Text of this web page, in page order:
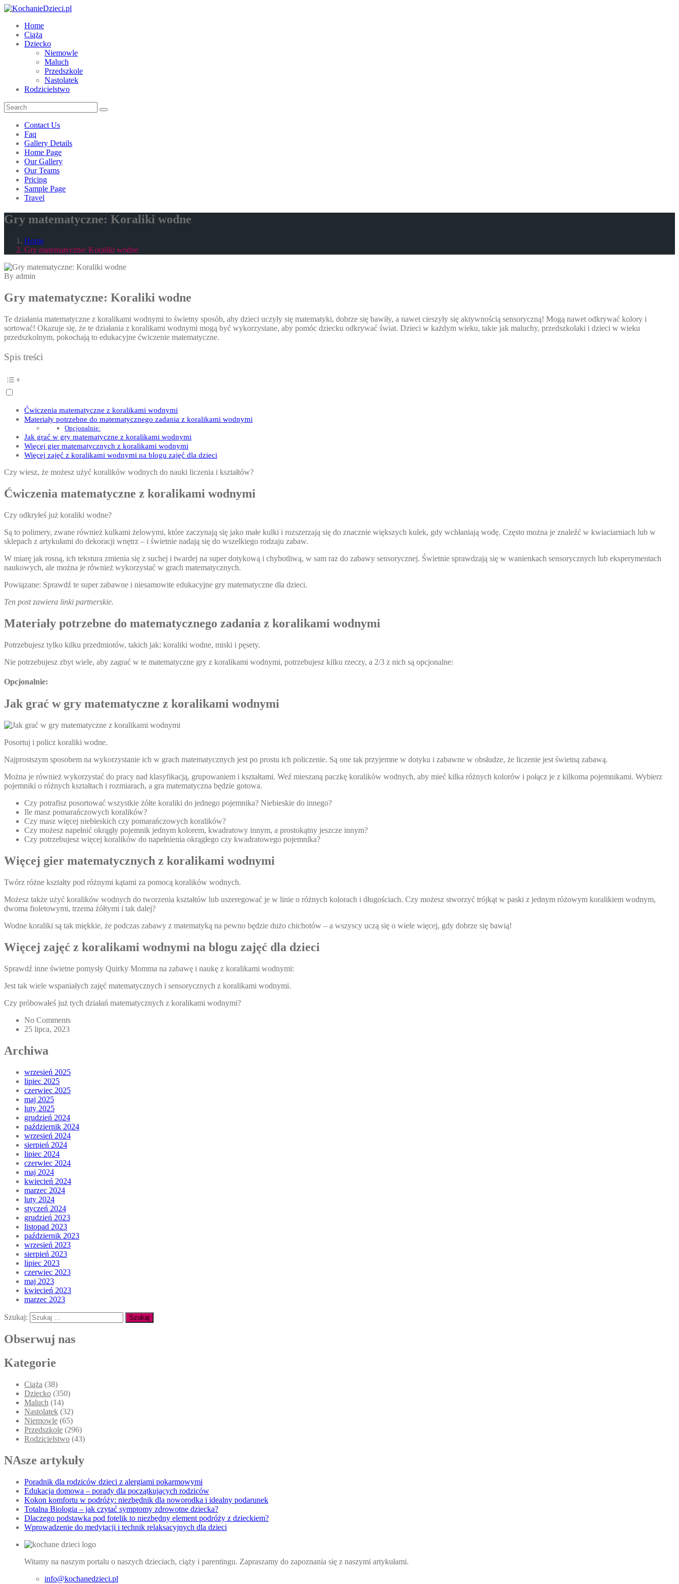
Home
Ciąża
Dziecko
Niemowle
Maluch
Przedszkole
Nastolatek
Rodzicielstwo
Contact Us
Faq
Gallery Details
Home Page
Our Gallery
Our Teams
Pricing
Sample Page
Travel
Gry matematyczne: Koraliki wodne
Home
Gry matematyczne: Koraliki wodne
By admin
Gry matematyczne: Koraliki wodne
Te działania matematyczne z koralikami wodnymi to świetny sposób, aby dzieci uczyły się matematyki, dobrze się bawiły, a nawet cieszyły się aktywnością sensoryczną! Mogą nawet odkrywać kolory i
sortować! Okazuje się, że te działania z koralikami wodnymi mogą być wykorzystane, aby pomóc dziecku odkrywać świat. Dzieci w każdym wieku, takie jak maluchy, przedszkolaki i dzieci w wieku
przedszkolnym, pokochają to edukacyjne ćwiczenie matematyczne.
Spis treści
Ćwiczenia matematyczne z koralikami wodnymi
Materiały potrzebne do matematycznego zadania z koralikami wodnymi
Opcjonalnie:
Jak grać w gry matematyczne z koralikami wodnymi
Więcej gier matematycznych z koralikami wodnymi
Więcej zajęć z koralikami wodnymi na blogu zajęć dla dzieci
Czy wiesz, że możesz użyć koralików wodnych do nauki liczenia i kształtów?
Ćwiczenia matematyczne z koralikami wodnymi
Czy odkryłeś już koraliki wodne?
Są to polimery, zwane również kulkami żelowymi, które zaczynają się jako małe kulki i rozszerzają się do znacznie większych kulek, gdy wchłaniają wodę. Często można je znaleźć w kwiaciarniach lub w
sklepach z artykułami do dekoracji wnętrz – i świetnie nadają się do wszelkiego rodzaju zabaw.
W miarę jak rosną, ich tekstura zmienia się z suchej i twardej na super dotykową i chybotliwą, w sam raz do zabawy sensorycznej. Świetnie sprawdzają się w wanienkach sensorycznych lub eksperymentach
naukowych, ale można je również wykorzystać w grach matematycznych.
Powiązane: Sprawdź te super zabawne i niesamowite edukacyjne gry matematyczne dla dzieci.
Ten post zawiera linki partnerskie.
Materiały potrzebne do matematycznego zadania z koralikami wodnymi
Potrzebujesz tylko kilku przedmiotów, takich jak: koraliki wodne, miski i pęsety.
Nie potrzebujesz zbyt wiele, aby zagrać w te matematyczne gry z koralikami wodnymi, potrzebujesz kilku rzeczy, a 2/3 z nich są opcjonalne:
Opcjonalnie:
Jak grać w gry matematyczne z koralikami wodnymi
Posortuj i policz koraliki wodne.
Najprostszym sposobem na wykorzystanie ich w grach matematycznych jest po prostu ich policzenie. Są one tak przyjemne w dotyku i zabawne w obsłudze, że liczenie jest świetną zabawą.
Można je również wykorzystać do pracy nad klasyfikacją, grupowaniem i kształtami. Weź mieszaną paczkę koralików wodnych, aby mieć kilka różnych kolorów i połącz je z kilkoma pojemnikami. Wybierz
pojemniki o różnych kształtach i rozmiarach, a gra matematyczna będzie gotowa.
Czy potrafisz posortować wszystkie żółte koraliki do jednego pojemnika? Niebieskie do innego?
Ile masz pomarańczowych koralików?
Czy masz więcej niebieskich czy pomarańczowych koralików?
Czy możesz napełnić okrągły pojemnik jednym kolorem, kwadratowy innym, a prostokątny jeszcze innym?
Czy potrzebujesz więcej koralików do napełnienia okrągłego czy kwadratowego pojemnika?
Więcej gier matematycznych z koralikami wodnymi
Twórz różne kształty pod różnymi kątami za pomocą koralików wodnych.
Możesz także użyć koralików wodnych do tworzenia kształtów lub uszeregować je w linie o różnych kolorach i długościach. Czy możesz stworzyć trójkąt w paski z jednym różowym koralikiem wodnym,
dwoma fioletowymi, trzema żółtymi i tak dalej?
Wodne koraliki są tak miękkie, że podczas zabawy z matematyką na pewno będzie dużo chichotów – a wszyscy uczą się o wiele więcej, gdy dobrze się bawią!
Więcej zajęć z koralikami wodnymi na blogu zajęć dla dzieci
Sprawdź inne świetne pomysły Quirky Momma na zabawę i naukę z koralikami wodnymi:
Jest tak wiele wspaniałych zajęć matematycznych i sensorycznych z koralikami wodnymi.
Czy próbowałeś już tych działań matematycznych z koralikami wodnymi?
No Comments
25 lipca, 2023
Archiwa
wrzesień 2025
lipiec 2025
czerwiec 2025
maj 2025
luty 2025
grudzień 2024
październik 2024
wrzesień 2024
sierpień 2024
lipiec 2024
czerwiec 2024
maj 2024
kwiecień 2024
marzec 2024
luty 2024
styczeń 2024
grudzień 2023
listopad 2023
październik 2023
wrzesień 2023
sierpień 2023
lipiec 2023
czerwiec 2023
maj 2023
kwiecień 2023
marzec 2023
Szukaj:
Obserwuj nas
Kategorie
Ciąża (38)
Dziecko (350)
Maluch (14)
Nastolatek (32)
Niemowle (65)
Przedszkole (296)
Rodzicielstwo (43)
NAsze artykuły
Poradnik dla rodziców dzieci z alergiami pokarmowymi
Edukacja domowa – porady dla początkujących rodziców
Kokon komfortu w podróży: niezbędnik dla noworodka i idealny podarunek
Totalna Biologia – jak czytać symptomy zdrowotne dziecka?
Dlaczego podstawka pod fotelik to niezbędny element podróży z dzieckiem?
Wprowadzenie do medytacji i technik relaksacyjnych dla dzieci
Witamy na naszym portalu o naszych dzieciach, ciąży i parentingu. Zapraszamy do zapoznania się z naszymi artykułami.
info@kochanedzieci.pl